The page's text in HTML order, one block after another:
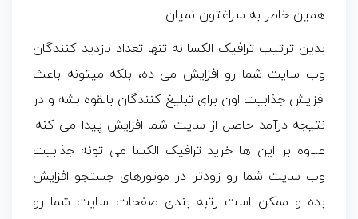
همین خاطر به سراغتون نمیان.
بدین ترتیب ترافیک الکسا نه تنها تعداد بازدید کنندگان
وب سایت شما رو افزایش می ده، بلکه میتونه باعث
افزایش جذابیت اون برای تبلیغ کنندگان بالقوه بشه و در
نتیجه درآمد حاصل از سایت شما افزایش پیدا می کنه.
علاوه بر این ها خرید ترافیک الکسا می تونه جذابیت
وب سایت شما رو زودتر در موتورهای جستجو افزایش
بده و ممکن است رتبه بندی صفحات سایت شما رو